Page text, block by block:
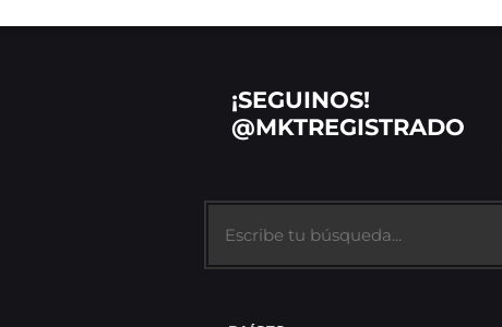
¡SEGUINOS!
@MKTREGISTRADO